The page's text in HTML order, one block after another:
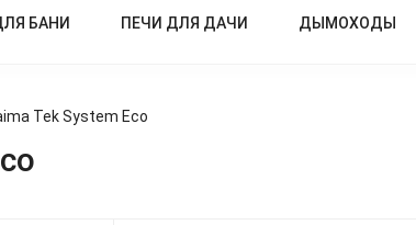
БАНИ ПЕЧИ ДЛЯ ДАЧИ ДЫМОХОДЫ
Tek System Eco